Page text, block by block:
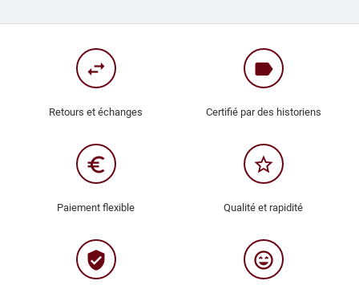
swap_horiz
Retours et échanges
label
Certifié par des historiens
euro_symbol
Paiement flexible
star_border
Qualité et rapidité
verified_user sentiment_very_satisfied